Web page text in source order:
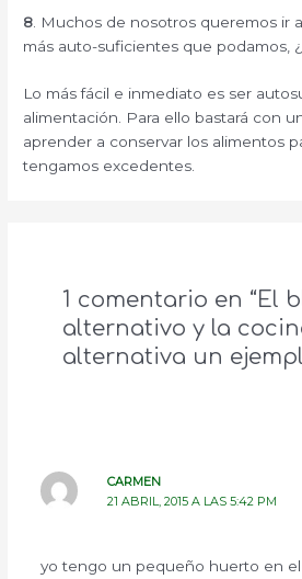
8 . Muchos de nosotros queremos ir
más auto-suficientes que podamos,
Lo más fácil e inmediato es ser
alimentación. Para ello bastará con
aprender a conservar los alimentos
tengamos excedentes.
1 comentario en “El
alternativo y la
alternativa un
CARMEN
21 ABRIL, 2015 A LAS 5:42 PM
yo tengo un pequeño huerto en